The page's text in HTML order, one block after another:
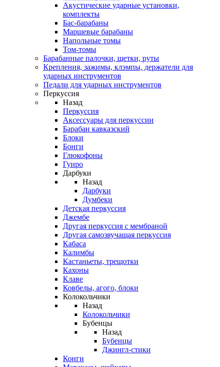
Акустические ударные установки,
комплекты
Бас-барабаны
Маршевые барабаны
Напольные томы
Том-томы
Барабанные палочки, щетки, руты
Крепления, зажимы, клэмпы, держатели для
ударных инструментов
Педали для ударных инструментов
Перкуссия
Назад
Перкуссия
Аксессуары для перкуссии
Барабан кавказский
Блоки
Бонги
Глюкофоны
Гуиро
Дарбуки
Назад
Дарбуки
Думбеки
Детская перкуссия
Джембе
Другая перкуссия с мембраной
Другая самозвучащая перкуссия
Кабаса
Калимбы
Кастаньеты, трещотки
Кахоны
Клаве
Ковбелы, агого, блоки
Колокольчики
Назад
Колокольчики
Бубенцы
Назад
Бубенцы
Джингл-стики
Конги